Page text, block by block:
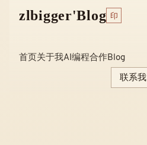
zlbigger'Blog 印
首页 关于我AI编程合作Blog
联系我